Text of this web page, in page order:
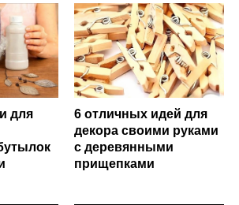
для
6 отличных идей для
декора своими руками
с деревянными
прищепками